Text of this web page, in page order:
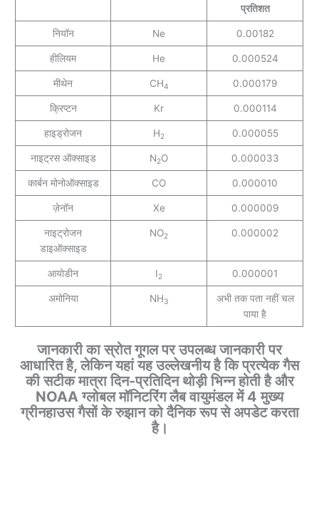
प्रतिशत
नियॉन Ne 0.00182
हीलियम He 0.000524
मीथेन CH4 0.000179
क्रिप्टन Kr 0.000114
हाइड्रोजन H2 0.000055
नाइट्रस ऑक्साइड N2O 0.000033
कार्बन मोनोऑक्साइड CO 0.000010
ज़ेनॉन Xe 0.000009
नाइट्रोजन
डाइऑक्साइड
NO2 0.000002
आयोडीन I2 0.000001
अमोनिया NH3
अभी तक पता नहीं चल
पाया है
जानकारी का स्रोत गूगल पर उपलब्ध जानकारी पर
आधारित है, लेकिन यहां यह उल्लेखनीय है कि प्रत्येक गैस
की सटीक मात्रा दिन-प्रतिदिन थोड़ी भिन्न होती है और
NOAA ग्लोबल मॉनिटरिंग लैब वायुमंडल में 4 मुख्य
ग्रीनहाउस गैसों के रुझान को दैनिक रूप से अपडेट करता
है।